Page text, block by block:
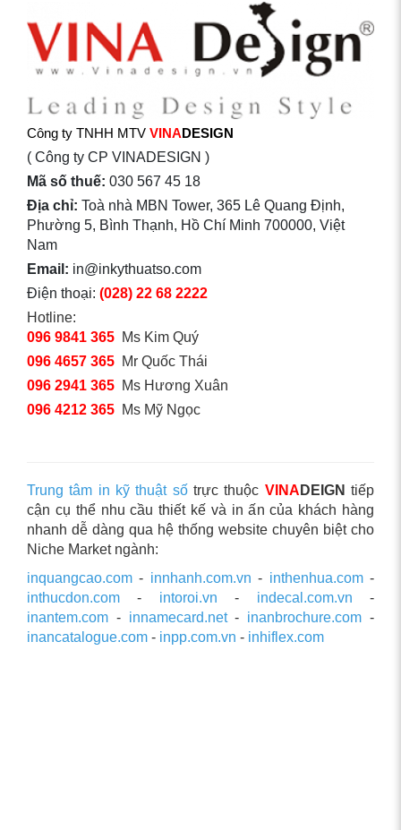
Công ty TNHH MTV VINADESIGN
( Công ty CP VINADESIGN )
Mã số thuế: 030 567 45 18
Địa chỉ: Toà nhà MBN Tower, 365 Lê Quang Định,
Phường 5, Bình Thạnh, Hồ Chí Minh 700000, Việt
Nam
Email: in@inkythuatso.com
Điện thoại: (028) 22 68 2222
Hotline:
096 9841 365 Ms Kim Quý
096 4657 365 Mr Quốc Thái
096 2941 365 Ms Hương Xuân
096 4212 365 Ms Mỹ Ngọc
Trung tâm in kỹ thuật sốtrực thuộc VINA DEIGN tiếp
cận cụ thể nhu cầu thiết kế và in ấn của khách hàng
nhanh dễ dàng qua hệ thống website chuyên biệt cho
Niche Market ngành:
inquangcao.com - innhanh.com.vn - inthenhua.com-
inthucdon.com - intoroi.vn - indecal.com.vn -
inantem.com - innamecard.net- inanbrochure.com -
inancatalogue.com - inpp.com.vn - inhiflex.com